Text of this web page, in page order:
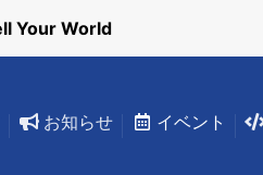
Your World
お知らせ イベント